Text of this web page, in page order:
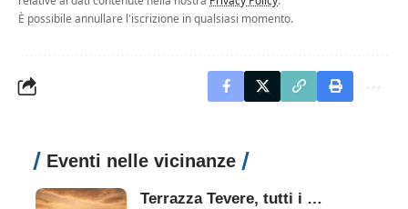
È possibile annullare l'iscrizione in qualsiasi momento.
Eventi nelle vicinanze
Terrazza Tevere, tutti i concerti dal 3 al 9 agosto